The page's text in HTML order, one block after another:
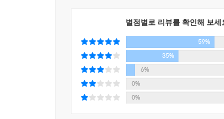
을 만큼 크고, 다양한 경험을 가진 전문가들이
여부는 앞의 세 가지 원칙을 얼마나 잘 지키느냐
이 발생하지 않는 한 오래도록 보유해야 큰 수익
--- 「오래 보유하라」 중에서
수 있다고 말한다. 자신이 이루지 못한 것을 자식
빠져나가버리는 모래처럼 다달이 가계부에 적
엄마의 미래를 동시에 준비하는 가장 효과적인
기울여 들어볼 만한 조언인 것이다.
그 밖에도 이 책에는 저자가 연간 2만여 명의 청
별점별로 리뷰를 확인해 보세
59%
35%
6%
0%
0%